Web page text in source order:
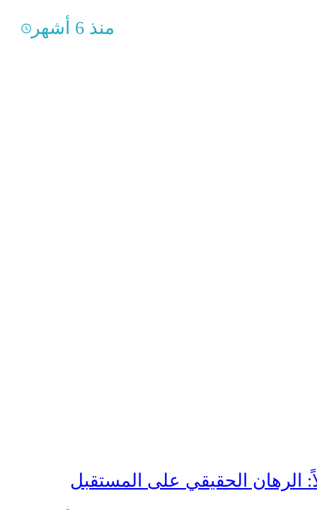
منذ 6 أشهر
الرهان الحقيقي على المستقبل